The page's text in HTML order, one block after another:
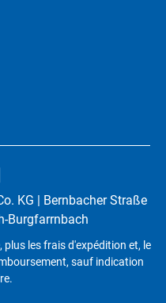
KG | Bernbacher Straße
Burgfarrnbach
plus les frais d'expédition et, le
sauf indication